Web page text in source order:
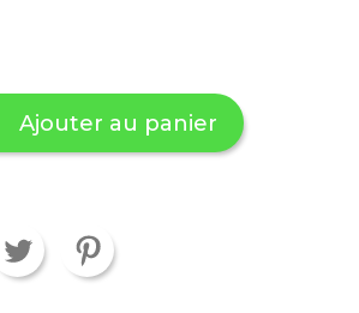
Ajouter au panier